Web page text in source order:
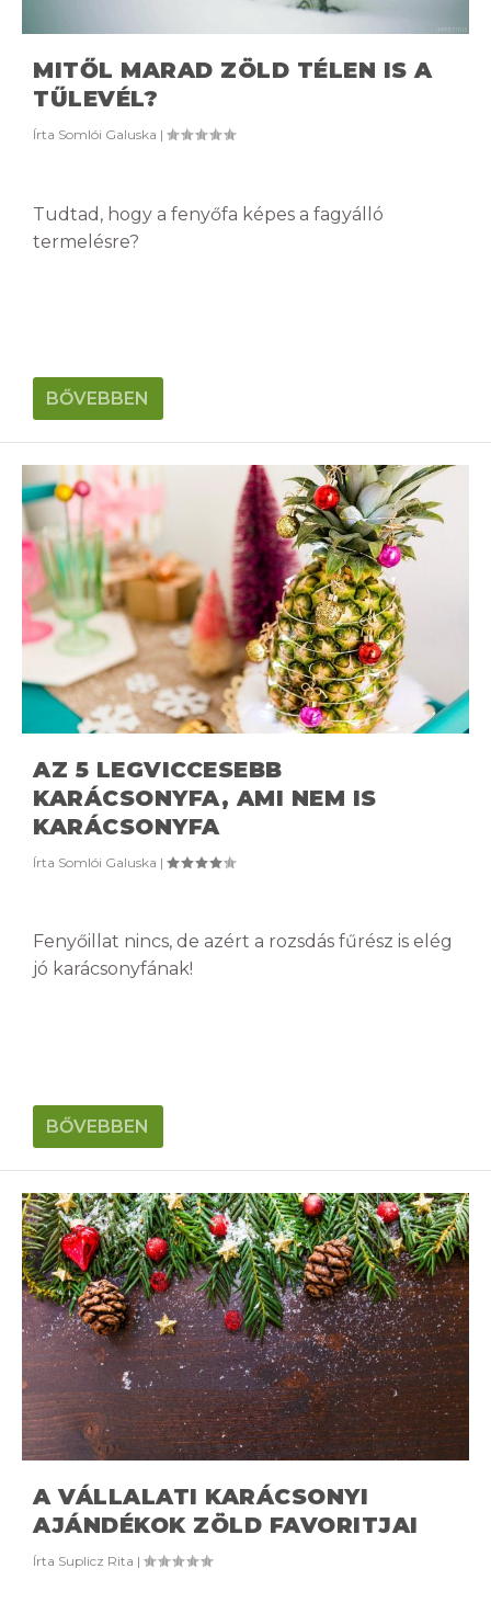
MITŐL MARAD ZÖLD TÉLEN IS A
TŰLEVÉL?
Írta Somlói Galuska |
Tudtad, hogy a fenyőfa képes a fagyálló
termelésre?
BŐVEBBEN
AZ 5 LEGVICCESEBB
KARÁCSONYFA, AMI NEM IS
KARÁCSONYFA
Írta Somlói Galuska |
Fenyőillat nincs, de azért a rozsdás fűrész is elég
jó karácsonyfának!
BŐVEBBEN
A VÁLLALATI KARÁCSONYI
AJÁNDÉKOK ZÖLD FAVORITJAI
Írta Suplicz Rita |